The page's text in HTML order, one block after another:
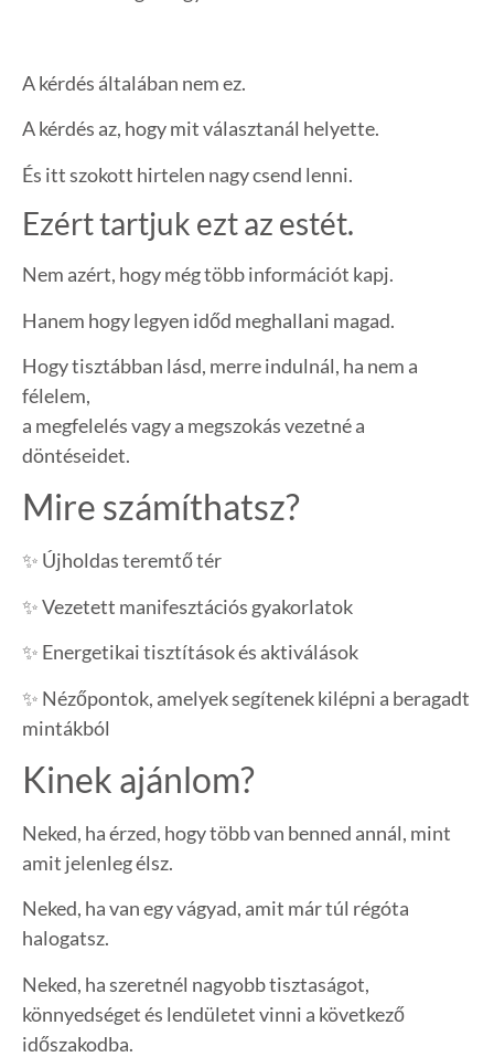
A kérdés általában nem ez.
A kérdés az, hogy mit választanál helyette.
És itt szokott hirtelen nagy csend lenni.
Ezért tartjuk ezt az estét.
Nem azért, hogy még több információt kapj.
Hanem hogy legyen időd meghallani magad.
Hogy tisztábban lásd, merre indulnál, ha nem a
félelem,
a megfelelés vagy a megszokás vezetné a
döntéseidet.
Mire számíthatsz?
✨ Újholdas teremtő tér
✨ Vezetett manifesztációs gyakorlatok
✨ Energetikai tisztítások és aktiválások
✨ Nézőpontok, amelyek segítenek kilépni a beragadt
mintákból
Kinek ajánlom?
Neked, ha érzed, hogy több van benned annál, mint
amit jelenleg élsz.
Neked, ha van egy vágyad, amit már túl régóta
halogatsz.
Neked, ha szeretnél nagyobb tisztaságot,
könnyedséget és lendületet vinni a következő
időszakodba.